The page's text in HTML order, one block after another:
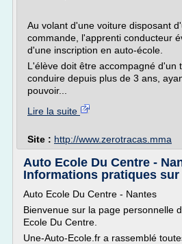
Au volant d'une voiture disposant
commande, l'apprenti conducteur
d'une inscription en auto-école.
L'élève doit être accompagné d'un
conduire depuis plus de 3 ans,
pouvoir...
Lire la suite
Site : http://www.zerotracas.mma
Auto Ecole Du Centre -
Informations pratiques sur
Auto Ecole Du Centre - Nantes
Bienvenue sur la page personnelle
Ecole Du Centre.
Une-Auto-Ecole.fr a rassemblé